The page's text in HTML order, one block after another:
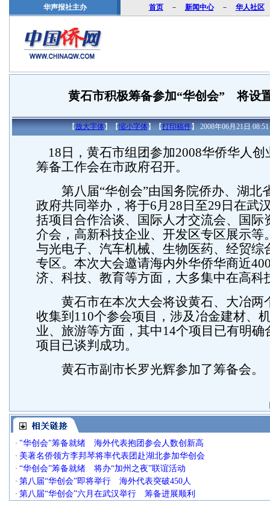
华声报社主办 首页－ 新闻中心－ 华人社区
黄石市积极筹备参加“华创会” 将设
【放大字体】【缩小字体】【打印稿件】 2008年06月21日
18日，黄石市组团参加2008华侨华人创
筹备工作会在市政府召开。
第八届“华创会”由国务院侨办、湖北
政府共同举办，将于6月28日至29日在武
括项目合作洽谈、国际人才交流会、国际
介会，高新科技企业、开发区专区展示等
与光电子、汽车机械、生物医药、经贸综
专区。本次大会邀请海内外华侨华商近
济、科技、教育等方面，大多集中在高科
黄石市在本次大会将设黄石、大冶两
收集到110个参会项目，涉及冶金建材、
业、旅游等方面，其中14个项目已有明确
项目已谈判成功。
黄石市副市长罗光辉参加了筹备会。
· "华创会"筹备就绪 海外代表抱团参会人数创新高
· 美著名侨领方李邦琴将率代表团赴湖北参加华创会
· “华创会”筹备就绪 将办“加州之夜”联谊活动
· 第八届“华创会”即将举行 海外代表突破450人
· 第八届“华创会”六月在武汉举行 筹备进展顺利